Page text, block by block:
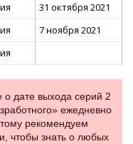
31 октября 2021
7 ноября 2021
о дате выхода серий 2
ежедневно
рекомендуем
чтобы знать о любых